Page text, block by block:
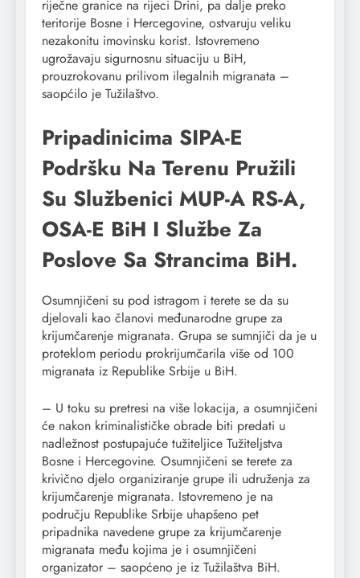
riječne granice na rijeci Drini, pa dalje preko
teritorije Bosne i Hercegovine, ostvaruju veliku
nezakonitu imovinsku korist. Istovremeno
ugrožavaju sigurnosnu situaciju u BiH,
prouzrokovanu prilivom ilegalnih migranata –
saopćilo je Tužilaštvo.
Pripadinicima SIPA-E
Podršku Na Terenu Pružili
Su Službenici MUP-A RS-A,
OSA-E BiH I Službe Za
Poslove Sa Strancima BiH.
Osumnjičeni su pod istragom i terete se da su
djelovali kao članovi međunarodne grupe za
krijumčarenje migranata. Grupa se sumnjiči da je u
proteklom periodu prokrijumčarila više od 100
migranata iz Republike Srbije u BiH.
– U toku su pretresi na više lokacija, a osumnjičeni
će nakon kriminalističke obrade biti predati u
nadležnost postupajuće tužiteljice Tužiteljstva
Bosne i Hercegovine. Osumnjičeni se terete za
krivično djelo organiziranje grupe ili udruženja za
krijumčarenje migranata. Istovremeno je na
području Republike Srbije uhapšeno pet
pripadnika navedene grupe za krijumčarenje
migranata među kojima je i osumnjičeni
organizator – saopćeno je iz Tužilaštva BiH.